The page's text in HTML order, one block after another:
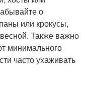
о
или крокусы,
Также важно
минимального
часто ухаживать